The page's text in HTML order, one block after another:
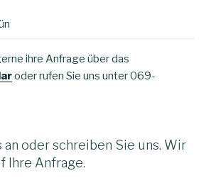
ihre Anfrage über das
oder rufen Sie uns unter 069-
an oder schreiben Sie uns. Wir
Ihre Anfrage.